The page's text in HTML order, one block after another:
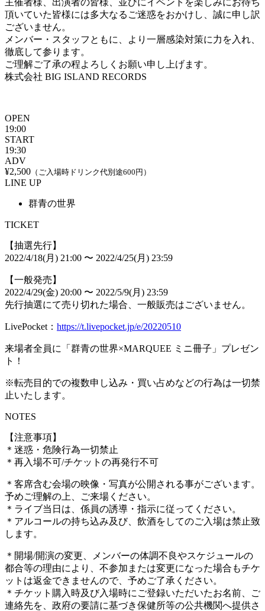
頂いていた皆様には多大なるご迷惑をおかけし、誠に申し訳
ございません。
メンバー・スタッフともに、より一層感染対策に力を入れ、
徹底して参ります。
ご理解ご了承の程よろしくお願い申し上げます。
株式会社 BIG ISLAND RECORDS
OPEN
19:00
START
19:30
ADV
¥2,500 （ご入場時ドリンク代別途600円）
LINE UP
群青の世界
TICKET
【抽選先行】
2022/4/18(月) 21:00 〜 2022/4/25(月) 23:59
【一般発売】
2022/4/29(金) 20:00 〜 2022/5/9(月) 23:59
先行抽選にて売り切れた場合、一般販売はございません。
LivePocket： https://t.livepocket.jp/e/20220510
来場者全員に「群青の世界×MARQUEE ミニ冊子」プレゼン
ト！
※転売目的での複数申し込み・買い占めなどの行為は一切禁
止いたします。
NOTES
【注意事項】
＊迷惑・危険行為一切禁止
＊再入場不可/チケットの再発行不可
＊客席含む会場の映像・写真が公開される事がございます。
予めご理解の上、ご来場ください。
＊ライブ当日は、係員の誘導・指示に従ってください。
＊アルコールの持ち込み及び、飲酒をしてのご入場は禁止致
します。
＊開場/開演の変更、メンバーの体調不良やスケジュールの
都合等の理由により、不参加または変更になった場合もチケ
ットは返金できませんので、予めご了承ください。
＊チケット購入時及び入場時にご登録いただいたお名前、ご
連絡先を、政府の要請に基づき保健所等の公共機関へ提供さ